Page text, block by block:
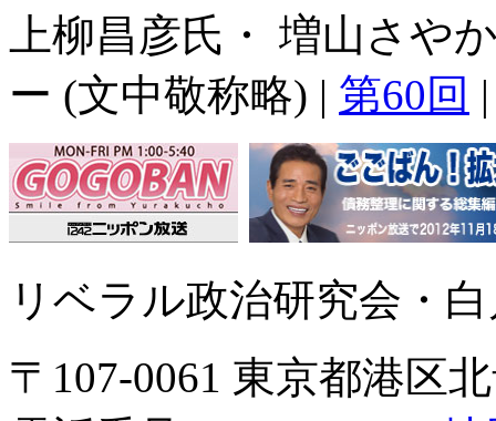
上柳昌彦氏・ 増山さや
ー (文中敬称略) | 第60回
リベラル政治研究会・
〒107-0061 東京都港区